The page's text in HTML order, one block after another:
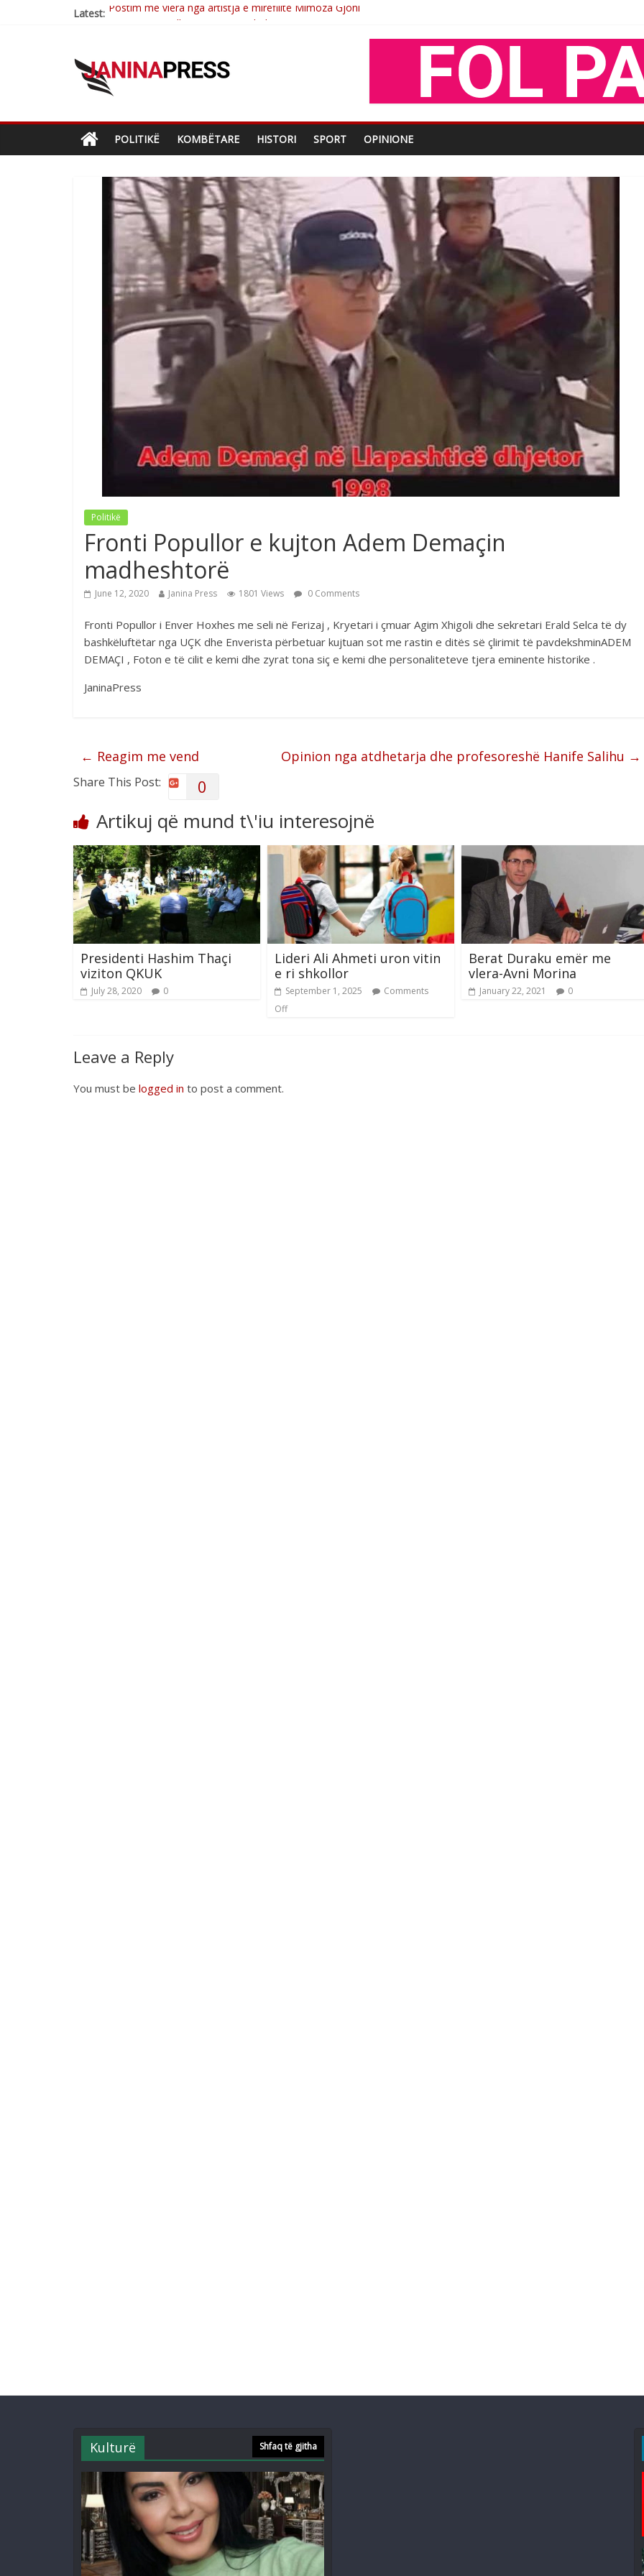
Latest: Nga poetja atdhetare Kumrie Shala -BOLL MO
Çlirimtari Mentor Mushkolaj nderohet me mirenjohje nga Xhevdet Qeriqi Dega e invalidëve në Fushë Kosovë
Postim me vlera nga artistja e mirëfilltë Mimoza Gjoni
POLITIKË KOMBËTARE HISTORI SPORT OPINIONE
Politikë
Fronti Popullor e kujton Adem Demaçin
madheshtorë
June 12, 2020 Janina Press 1801 Views 0 Comments
Fronti Popullor i Enver Hoxhes me seli në Ferizaj , Kryetari i çmuar Agim Xhigoli dhe sekretari Erald Selca të dy
bashkëluftëtar nga UÇK dhe Enverista përbetuar kujtuan sot me rastin e ditës së çlirimit të pavdekshminADEM
DEMAÇI , Foton e të cilit e kemi dhe zyrat tona siç e kemi dhe personaliteteve tjera eminente historike .
JaninaPress
← Reagim me vend Opinion nga atdhetarja dhe profesoreshë Hanife Salihu →
Share This Post: 0
Artikuj që mund t\'iu interesojnë
Presidenti Hashim Thaçi
viziton QKUK
July 28, 2020 0
Lideri Ali Ahmeti uron vitin
e ri shkollor
September 1, 2025
Comments
Off
Berat Duraku emër me
vlera-Avni Morina
January 22, 2021 0
Leave a Reply
You must be logged in to post a comment.
Kulturë Shfaq të gjitha